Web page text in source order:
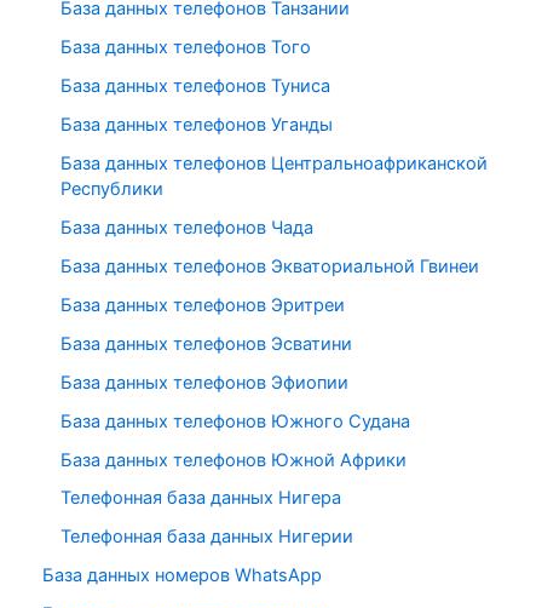
База данных телефонов Танзании
База данных телефонов Того
База данных телефонов Туниса
База данных телефонов Уганды
База данных телефонов Центральноафриканской
Республики
База данных телефонов Чада
База данных телефонов Экваториальной Гвинеи
База данных телефонов Эритреи
База данных телефонов Эсватини
База данных телефонов Эфиопии
База данных телефонов Южного Судана
База данных телефонов Южной Африки
Телефонная база данных Нигера
Телефонная база данных Нигерии
База данных номеров WhatsApp